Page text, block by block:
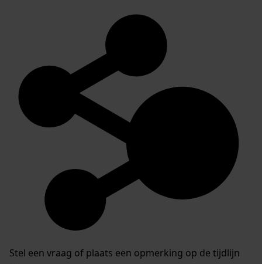
Stel een vraag of plaats een opmerking op de tijdlijn